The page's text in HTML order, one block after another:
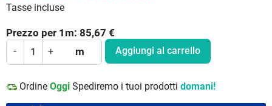
Tasse incluse
Prezzo per 1 m: 85,67 €
- + m Aggiungi al carrello
Ordine Oggi Spediremo i tuoi prodotti domani!